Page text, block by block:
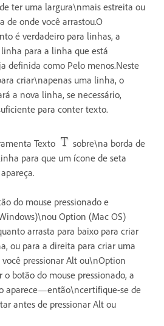
ter uma largura\nmais estreita ou
de onde você arrastou.O
é verdadeiro para linhas, a
para a linha que está
definida como Pelo menos.Neste
criar\napenas uma linha, o
a nova linha, se necessário,
para conter texto.
Texto
sobre\na borda de
para que um ícone de seta
do mouse pressionado e
Option (Mac OS)
arrasta para baixo para criar
ou para a direita para criar uma
você pressionar Alt ou\nOption
botão do mouse pressionado, a
aparece—então\ncertifique-se de
antes de pressionar Alt ou